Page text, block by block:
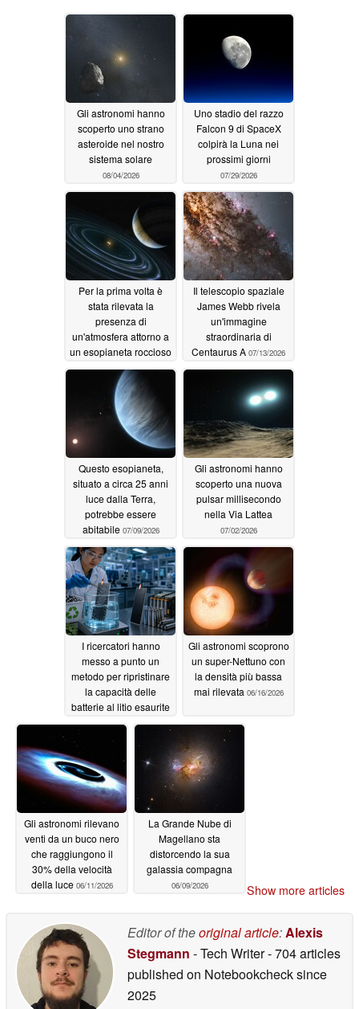
Gli astronomi hanno
scoperto uno strano
asteroide nel nostro
sistema solare
08/04/2026
Uno stadio del razzo
Falcon 9 di SpaceX
colpirà la Luna nei
prossimi giorni
07/29/2026
Per la prima volta è
stata rilevata la
presenza di
un'atmosfera attorno a
un esopianeta roccioso
07/18/2026
Il telescopio spaziale
James Webb rivela
un'immagine
straordinaria di
Centaurus A 07/13/2026
Questo esopianeta,
situato a circa 25 anni
luce dalla Terra,
potrebbe essere
abitabile 07/09/2026
Gli astronomi hanno
scoperto una nuova
pulsar millisecondo
nella Via Lattea
07/02/2026
I ricercatori hanno
messo a punto un
metodo per ripristinare
la capacità delle
batterie al litio esaurite
fino a quasi il 100%
Gli astronomi scoprono
un super-Nettuno con
la densità più bassa
mai rilevata 06/16/2026
Gli astronomi rilevano
venti da un buco nero
che raggiungono il
30% della velocità
della luce 06/11/2026
La Grande Nube di
Magellano sta
distorcendo la sua
galassia compagna
06/09/2026 Show more articles
Editor of theoriginal article:Alexis
Stegmann - Tech Writer- 704 articles
published on Notebookchecksince
2025